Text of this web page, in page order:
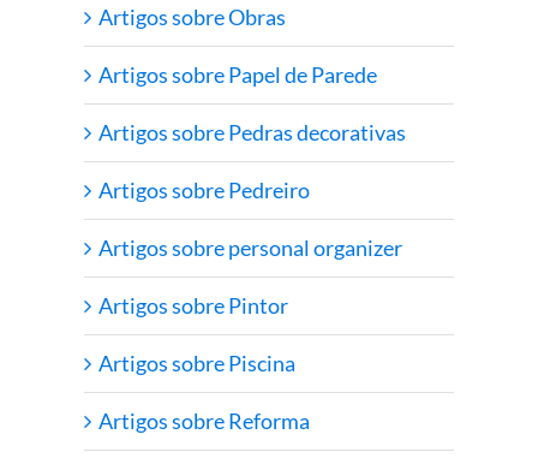
Artigos sobre Obras
Artigos sobre Papel de Parede
Artigos sobre Pedras decorativas
Artigos sobre Pedreiro
Artigos sobre personal organizer
Artigos sobre Pintor
Artigos sobre Piscina
Artigos sobre Reforma